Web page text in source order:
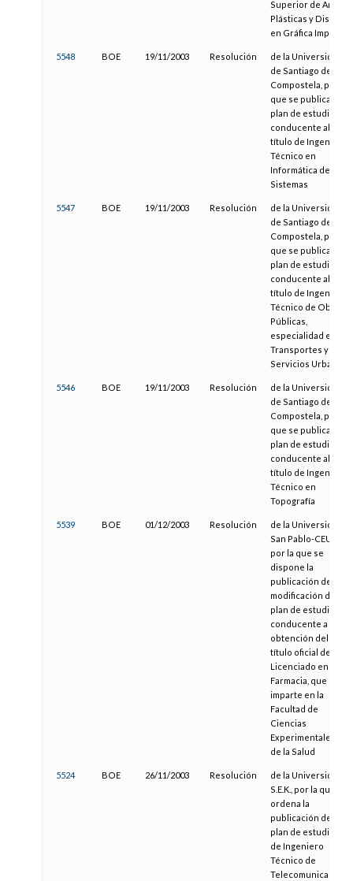
Superior de Artes
Plásticas y Diseño
en Gráfica Impresa
5548 BOE 19/11/2003 Resolución
de la Universidad
de Santiago de
Compostela, por la
que se publica el
plan de estudios
conducente al
título de Ingeniero
Técnico en
Informática de
Sistemas
5547 BOE 19/11/2003 Resolución
de la Universidad
de Santiago de
Compostela, por la
que se publica el
plan de estudios
conducente al
título de Ingeniero
Técnico de Obras
Públicas,
especialidad en
Transportes y
Servicios Urbanos
5546 BOE 19/11/2003 Resolución
de la Universidad
de Santiago de
Compostela, por la
que se publica el
plan de estudios
conducente al
título de Ingeniero
Técnico en
Topografía
5539 BOE 01/12/2003 Resolución
de la Universidad
San Pablo-CEU,
por la que se
dispone la
publicación de la
modificación del
plan de estudios
conducente a la
obtención del
título oficial de
Licenciado en
Farmacia, que se
imparte en la
Facultad de
Ciencias
Experimentales y
de la Salud
5524 BOE 26/11/2003 Resolución
de la Universidad
S.E.K., por la que se
ordena la
publicación del
plan de estudios
de Ingeniero
Técnico de
Telecomunicación,